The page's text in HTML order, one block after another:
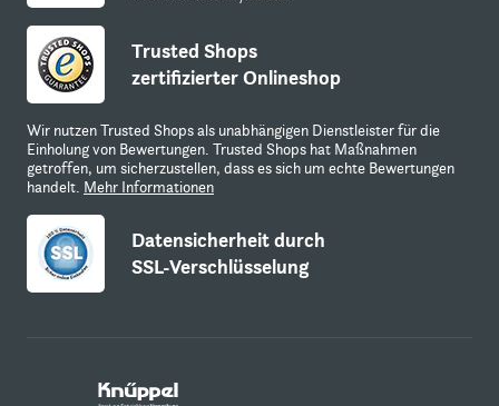
Trusted Shops
zertifizierter Onlineshop
Wir nutzen Trusted Shops als unabhängigen Dienstleister für die
Einholung von Bewertungen. Trusted Shops hat Maßnahmen
getroffen, um sicherzustellen, dass es sich um echte Bewertungen
handelt. Mehr Informationen
Datensicherheit durch
SSL-Verschlüsselung